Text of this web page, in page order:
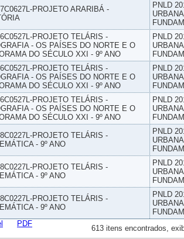
PROJETO ARARIBÁ -
PNLD
PROJETO TELÁRIS -
- OS PAÍSES DO NORTE E O
DO SÉCULO XXI - 9º ANO
PNLD
PROJETO TELÁRIS -
- OS PAÍSES DO NORTE E O
DO SÉCULO XXI - 9º ANO
PNLD
PROJETO TELÁRIS -
- OS PAÍSES DO NORTE E O
DO SÉCULO XXI - 9º ANO
PNLD
PROJETO TELÁRIS -
- 9º ANO
PNLD
PROJETO TELÁRIS -
- 9º ANO
PNLD
PROJETO TELÁRIS -
- 9º ANO
PNLD
613 itens encontrados,
PDF